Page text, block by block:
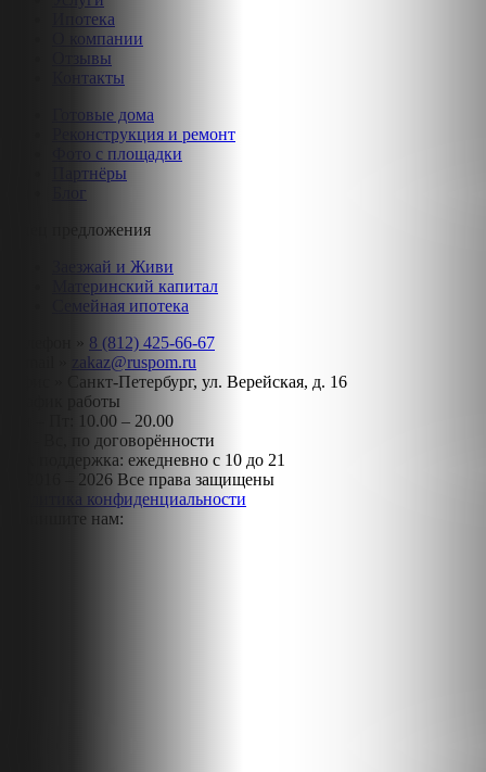
Ипотека
О компании
Отзывы
Контакты
Готовые дома
Реконструкция и ремонт
Фото с площадки
Партнёры
Блог
Спец предложения
Заезжай и Живи
Материнский капитал
Семейная ипотека
Телефон » 8 (812) 425-66-67
zakaz@ruspom.ru
Санкт-Петербург, ул. Верейская, д. 16
График работы
Пн – Пт: 10.00 – 20.00
Сб - Вс, по договорённости
Тех поддержка: ежедневно с 10 до 21
© 2016 – 2026 Все права защищены
Политика конфиденциальности
Напишите нам: